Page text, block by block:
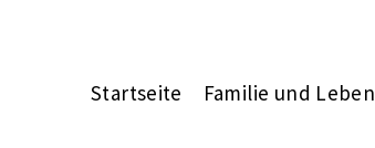
Startseite Familie und Leben